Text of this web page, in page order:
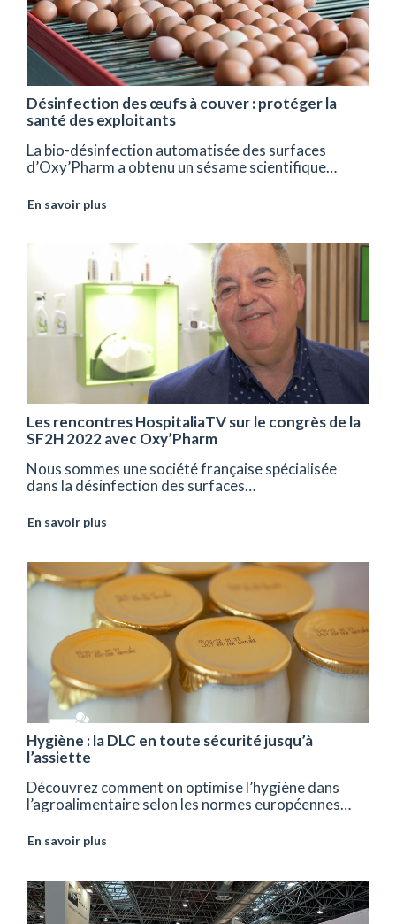
Désinfection des œufs à couver : protéger la
santé des exploitants
La bio-désinfection automatisée des surfaces
d’Oxy’Pharm a obtenu un sésame scientifique…
En savoir plus
Les rencontres HospitaliaTV sur le congrès de la
SF2H 2022 avec Oxy’Pharm
Nous sommes une société française spécialisée
dans la désinfection des surfaces…
En savoir plus
Hygiène : la DLC en toute sécurité jusqu’à
l’assiette
Découvrez comment on optimise l’hygiène dans
l’agroalimentaire selon les normes européennes…
En savoir plus